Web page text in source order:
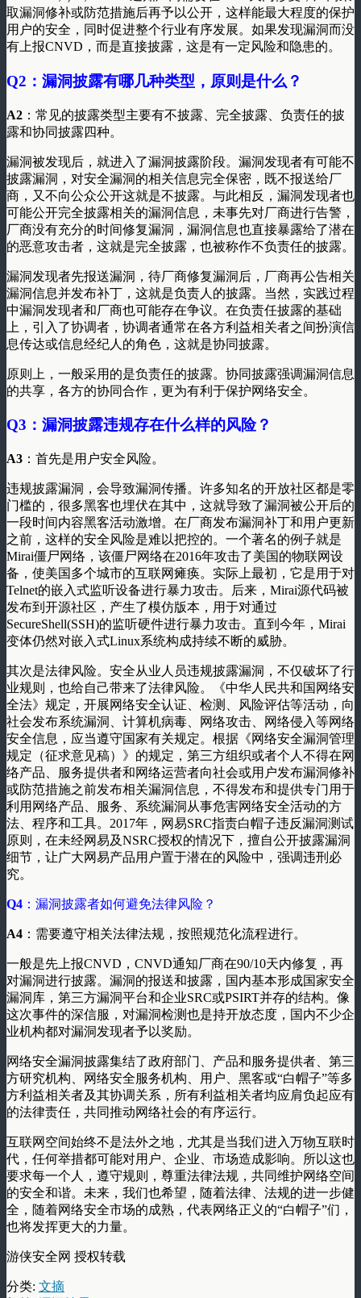
取漏洞修补或防范措施后再予以公开，这样能最大程度的保护
用户的安全，同时促进整个行业有序发展。如果发现漏洞而没
有上报CNVD，而是直接披露，这是有一定风险和隐患的。
Q2 ：漏洞披露有哪几种类型，原则是什么？
A2 ：常见的披露类型主要有不披露、完全披露、负责任的披
露和协同披露四种。
漏洞被发现后，就进入了漏洞披露阶段。漏洞发现者有可能不
披露漏洞，对安全漏洞的相关信息完全保密，既不报送给厂
商，又不向公众公开这就是不披露。与此相反，漏洞发现者也
可能公开完全披露相关的漏洞信息，未事先对厂商进行告警，
厂商没有充分的时间修复漏洞，漏洞信息也直接暴露给了潜在
的恶意攻击者，这就是完全披露，也被称作不负责任的披露。
漏洞发现者先报送漏洞，待厂商修复漏洞后，厂商再公告相关
漏洞信息并发布补丁，这就是负责人的披露。当然，实践过程
中漏洞发现者和厂商也可能存在争议。在负责任披露的基础
上，引入了协调者，协调者通常在各方利益相关者之间扮演信
息传达或信息经纪人的角色，这就是协同披露。
原则上，一般采用的是负责任的披露。协同披露强调漏洞信息
的共享，各方的协同合作，更为有利于保护网络安全。
Q3 ：漏洞披露违规存在什么样的风险？
A3 ：首先是用户安全风险。
违规披露漏洞，会导致漏洞传播。许多知名的开放社区都是零
门槛的，很多黑客也埋伏在其中，这就导致了漏洞被公开后的
一段时间内容黑客活动激增。在厂商发布漏洞补丁和用户更新
之前，这样的安全风险是难以把控的。一个著名的例子就是
Mirai僵尸网络，该僵尸网络在2016年攻击了美国的物联网设
备，使美国多个城市的互联网瘫痪。实际上最初，它是用于对
Telnet的嵌入式监听设备进行暴力攻击。后来，Mirai源代码被
发布到开源社区，产生了模仿版本，用于对通过
SecureShell(SSH)的监听硬件进行暴力攻击。直到今年，Mirai
变体仍然对嵌入式Linux系统构成持续不断的威胁。
其次是法律风险。安全从业人员违规披露漏洞，不仅破坏了行
业规则，也给自己带来了法律风险。《中华人民共和国网络安
全法》规定，开展网络安全认证、检测、风险评估等活动，向
社会发布系统漏洞、计算机病毒、网络攻击、网络侵入等网络
安全信息，应当遵守国家有关规定。根据《网络安全漏洞管理
规定（征求意见稿）》的规定，第三方组织或者个人不得在网
络产品、服务提供者和网络运营者向社会或用户发布漏洞修补
或防范措施之前发布相关漏洞信息，不得发布和提供专门用于
利用网络产品、服务、系统漏洞从事危害网络安全活动的方
法、程序和工具。2017年，网易SRC指责白帽子违反漏洞测试
原则，在未经网易及NSRC授权的情况下，擅自公开披露漏洞
细节，让广大网易产品用户置于潜在的风险中，强调违刑必
究。
Q4 ：漏洞披露者如何避免法律风险？
A4 ：需要遵守相关法律法规，按照规范化流程进行。
一般是先上报CNVD，CNVD通知厂商在90/10天内修复，再
对漏洞进行披露。漏洞的报送和披露，国内基本形成国家安全
漏洞库，第三方漏洞平台和企业SRC或PSIRT并存的结构。像
这次事件的深信服，对漏洞检测也是持开放态度，国内不少企
业机构都对漏洞发现者予以奖励。
网络安全漏洞披露集结了政府部门、产品和服务提供者、第三
方研究机构、网络安全服务机构、用户、黑客或“白帽子”等多
方利益相关者及其协调关系，所有利益相关者均应肩负起应有
的法律责任，共同推动网络社会的有序运行。
互联网空间始终不是法外之地，尤其是当我们进入万物互联时
代，任何举措都可能对用户、企业、市场造成影响。所以这也
要求每一个人，遵守规则，尊重法律法规，共同维护网络空间
的安全和谐。未来，我们也希望，随着法律、法规的进一步健
全，随着网络安全市场的成熟，代表网络正义的“白帽子”们，
也将发挥更大的力量。
游侠安全网 授权转载
分类: 文摘